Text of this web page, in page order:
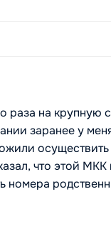
на крупную
заранее у
что этой